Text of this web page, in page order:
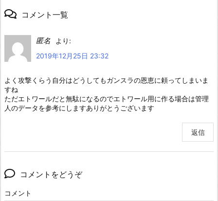
コメント一覧
匿名
より:
2019年12月25日 23:32
よく攻撃くらう自分はどうしてもガンスラの恩恵に頼ってしまいま
すね
ただエトワールだと無駄になるのでエトワール用に作る場合は管理
人のデータを参考にしますありがとうございます
返信
コメントをどうぞ
コメント